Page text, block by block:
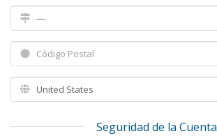
Seguridad de la Cuenta